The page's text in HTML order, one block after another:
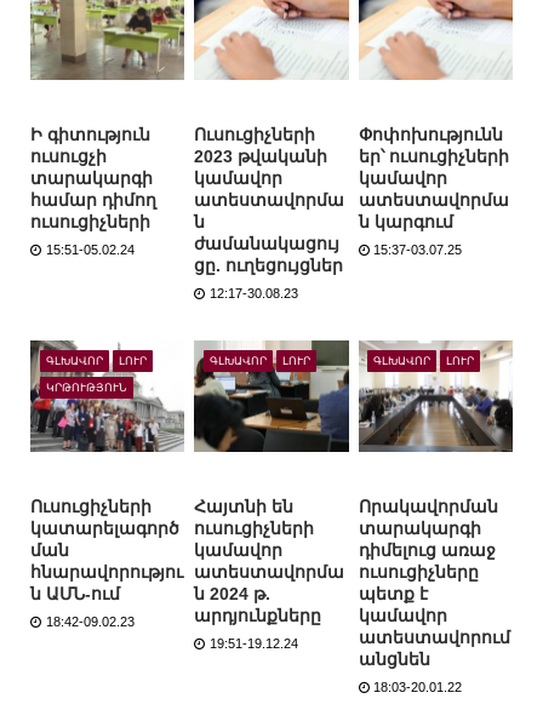
Ի գիտություն
ուսուցչի
տարակարգի
համար դիմող
ուսուցիչների
15:51-05.02.24
Ուսուցիչների
2023 թվականի
կամավոր
ատեստավորմա
ն
ժամանակացույ
ցը. ուղեցույցներ
12:17-30.08.23
Փոփոխությունն
եր՝ ուսուցիչների
կամավոր
ատեստավորմա
ն կարգում
15:37-03.07.25
ԳԼԽԱՎՈՐ ԼՈՒՐ
ԿՐԹՈՒԹՅՈՒՆ
Ուսուցիչների
կատարելագործ
ման
հնարավորությու
ն ԱՄՆ-ում
18:42-09.02.23
ԳԼԽԱՎՈՐ ԼՈՒՐ
Հայտնի են
ուսուցիչների
կամավոր
ատեստավորմա
ն 2024 թ.
արդյունքները
19:51-19.12.24
ԳԼԽԱՎՈՐ ԼՈՒՐ
Որակավորման
տարակարգի
դիմելուց առաջ
ուսուցիչները
պետք է
կամավոր
ատեստավորում
անցնեն
18:03-20.01.22